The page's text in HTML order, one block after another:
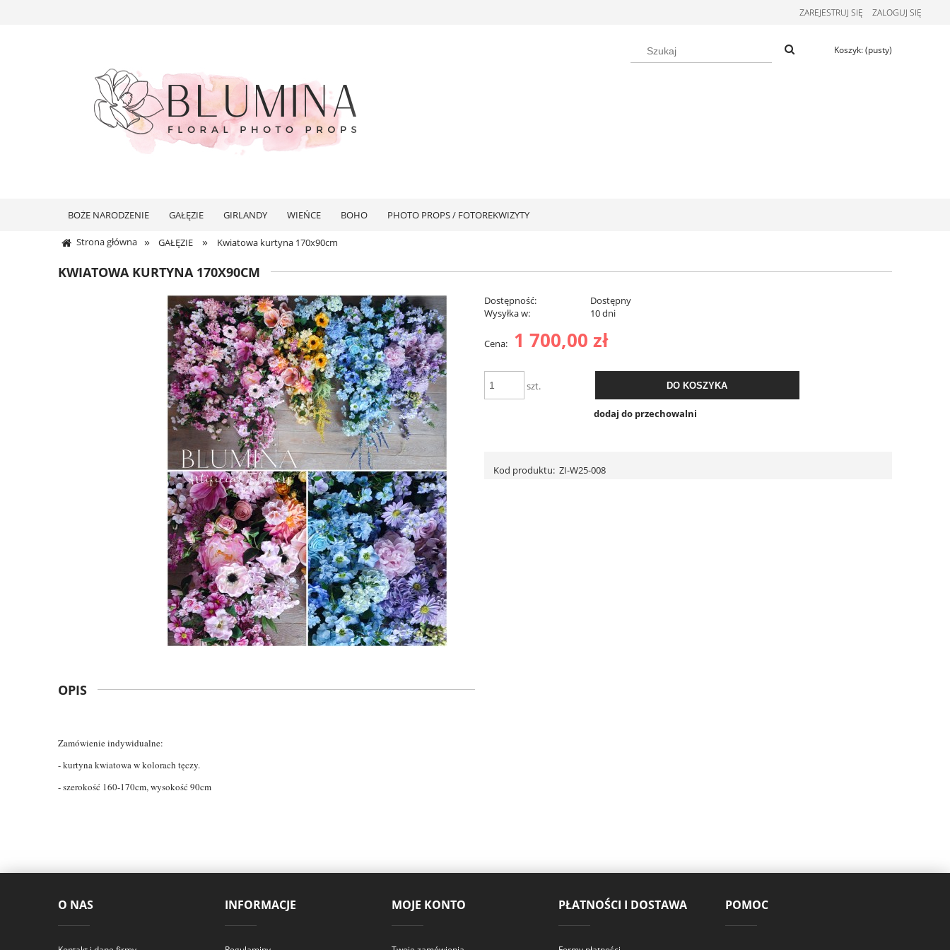
ZAREJESTRUJ SIĘ ZALOGUJ SIĘ
Koszyk:(pusty)
BOŻE NARODZENIE GAŁĘZIE GIRLANDY WIEŃCE BOHO PHOTO PROPS / FOTOREKWIZYTY
Strona główna » GAŁĘZIE » Kwiatowa kurtyna 170x90cm
KWIATOWA KURTYNA 170X90CM
Dostępność:
Dostępny
Wysyłka w:
10 dni
Cena: 1 700,00 zł
szt. DO KOSZYKA
dodaj do przechowalni
Kod produktu: ZI-W25-008
OPIS
Zamówienie indywidualne:
- kurtyna kwiatowa w kolorach tęczy.
- szerokość 160-170cm, wysokość 90cm
O NAS INFORMACJE MOJE KONTO PŁATNOŚCI I DOSTAWA POMOC